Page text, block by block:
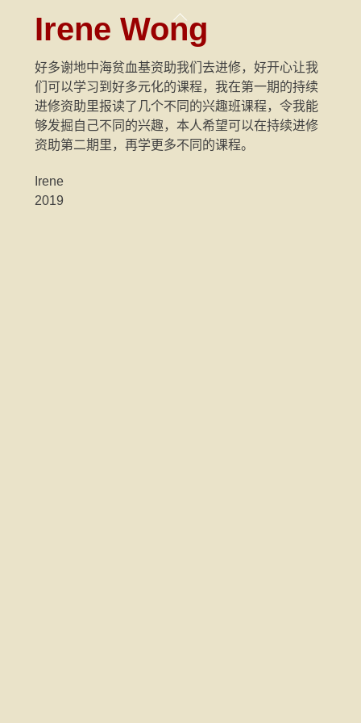
Irene Wong
好多谢地中海贫血基资助我们去进修，好开心让我
们可以学习到好多元化的课程，我在第一期的持续
进修资助里报读了几个不同的兴趣班课程，令我能
够发掘自己不同的兴趣，本人希望可以在持续进修
资助第二期里，再学更多不同的课程。
Irene
2019
Back
To
Top